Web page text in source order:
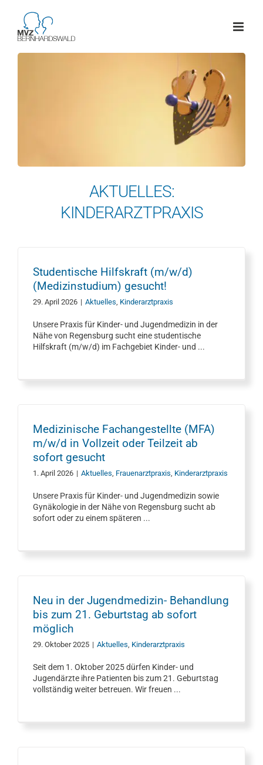
content
AKTUELLES:
KINDERARZTPRAXIS
Studentische Hilfskraft (m/w/d)
(Medizinstudium) gesucht!
29. April 2026 | Aktuelles, Kinderarztpraxis
Unsere Praxis für Kinder- und Jugendmedizin in der
Nähe von Regensburg sucht eine studentische
Hilfskraft (m/w/d) im Fachgebiet Kinder- und ...
Medizinische Fachangestellte (MFA)
m/w/d in Vollzeit oder Teilzeit ab
sofort gesucht
1. April 2026 | Aktuelles, Frauenarztpraxis, Kinderarztpraxis
Unsere Praxis für Kinder- und Jugendmedizin sowie
Gynäkologie in der Nähe von Regensburg sucht ab
sofort oder zu einem späteren ...
Neu in der Jugendmedizin- Behandlung
bis zum 21. Geburtstag ab sofort
möglich
29. Oktober 2025 | Aktuelles, Kinderarztpraxis
Seit dem 1. Oktober 2025 dürfen Kinder- und
Jugendärzte ihre Patienten bis zum 21. Geburtstag
vollständig weiter betreuen. Wir freuen ...